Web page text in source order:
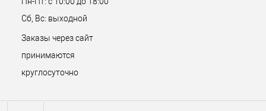
Сб, Вс: выходной
Заказы через сайт
принимаются
круглосуточно